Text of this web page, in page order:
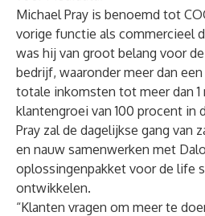
Michael Pray is benoemd tot
vorige functie als commercieel
was hij van groot belang voor
bedrijf, waaronder meer dan
totale inkomsten tot meer dan 1
klantengroei van 100 procent in
Pray zal de dagelijkse gang van
en nauw samenwerken met
oplossingenpakket voor de life
ontwikkelen.
“Klanten vragen om meer te